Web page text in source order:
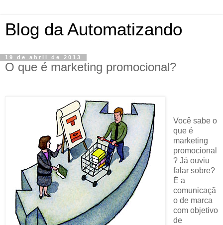
Blog da Automatizando
19 de abril de 2013
O que é marketing promocional?
Você sabe o
que é
marketing
promocional
? Já ouviu
falar sobre?
É a
comunicaçã
o de marca
com objetivo
de